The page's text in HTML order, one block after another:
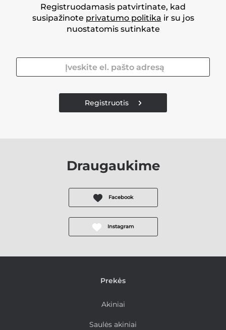
Registruodamasis patvirtinate, kad
susipažinote privatumo politika ir su jos
nuostatomis sutinkate
Registruotis
Draugaukime
Facebook
Instagram
Prekės
Akiniai
Saulės akiniai